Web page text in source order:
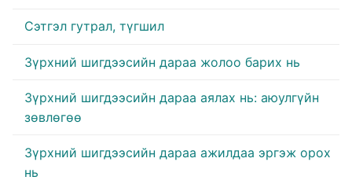
Сэтгэл гутрал, түгшил
Зүрхний шигдээсийн дараа жолоо барих нь
Зүрхний шигдээсийн дараа аялах нь: аюулгүйн
зөвлөгөө
Зүрхний шигдээсийн дараа ажилдаа эргэж орох
нь